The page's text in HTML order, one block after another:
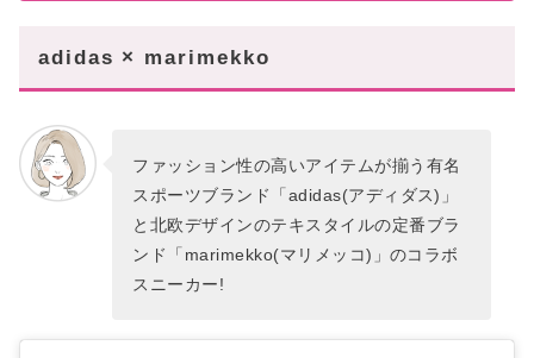
adidas × marimekko
ファッション性の高いアイテムが揃う有名
スポーツブランド「adidas(アディダス)」
と北欧デザインのテキスタイルの定番ブラ
ンド「marimekko(マリメッコ)」のコラボ
スニーカー!